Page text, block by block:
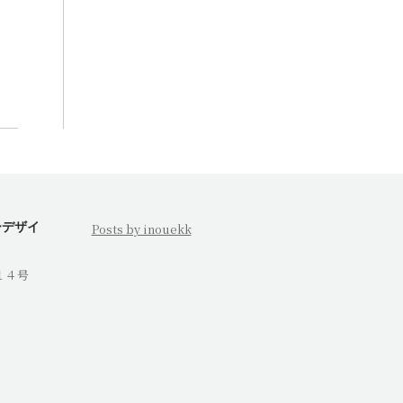
ザイ
４号
Posts by inouekk